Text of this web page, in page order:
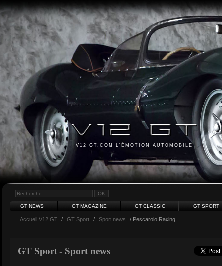
V12 GT.COM L'ÉMOTION AUTOMOBILE
GT NEWS GT MAGAZINE GT CLASSIC GT SPORT
Accueil V12 GT / GT Sport / Sport news / Pescarolo Racing
GT Sport - Sport news